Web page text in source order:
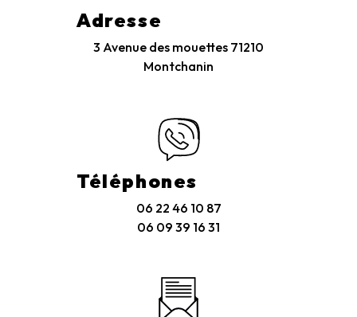
Adresse
3 Avenue des mouettes 71210
Montchanin
Téléphones
06 22 46 10 87
06 09 39 16 31